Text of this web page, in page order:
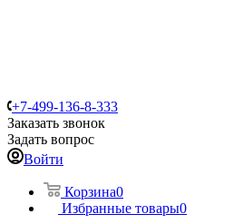
+7-499-136-8-333
Заказать звонок
Задать вопрос
Войти
Корзина0
Избранные товары0